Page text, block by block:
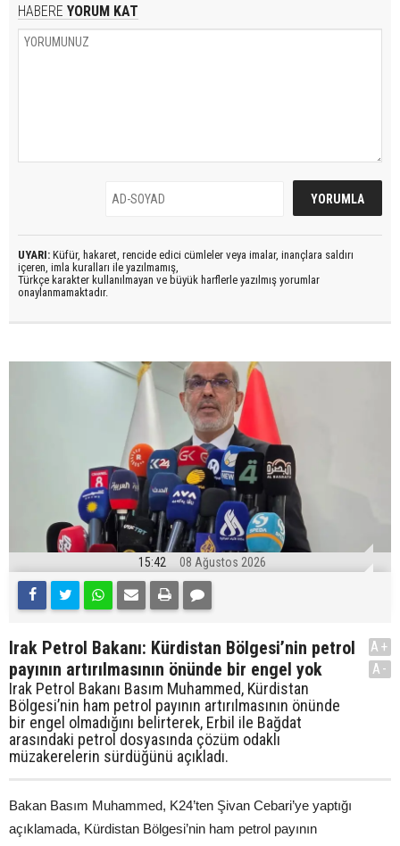
HABERE YORUM KAT
UYARI: Küfür, hakaret, rencide edici cümleler veya imalar, inançlara saldırı
içeren, imla kuralları ile yazılmamış,
Türkçe karakter kullanılmayan ve büyük harflerle yazılmış yorumlar
onaylanmamaktadır.
15:42 08 Ağustos 2026
Irak Petrol Bakanı: Kürdistan Bölgesi’nin petrol
payının artırılmasının önünde bir engel yok
Irak Petrol Bakanı Basım Muhammed, Kürdistan
Bölgesi’nin ham petrol payının artırılmasının önünde
bir engel olmadığını belirterek, Erbil ile Bağdat
arasındaki petrol dosyasında çözüm odaklı
müzakerelerin sürdüğünü açıkladı.
A+
A-
Bakan Basım Muhammed, K24’ten Şivan Cebari’ye yaptığı
açıklamada, Kürdistan Bölgesi’nin ham petrol payının